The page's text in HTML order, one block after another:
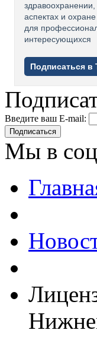
аспектах и
для
интересующихся
Подписаться в
Введите ваш E-mail:
Подписаться
Мы в